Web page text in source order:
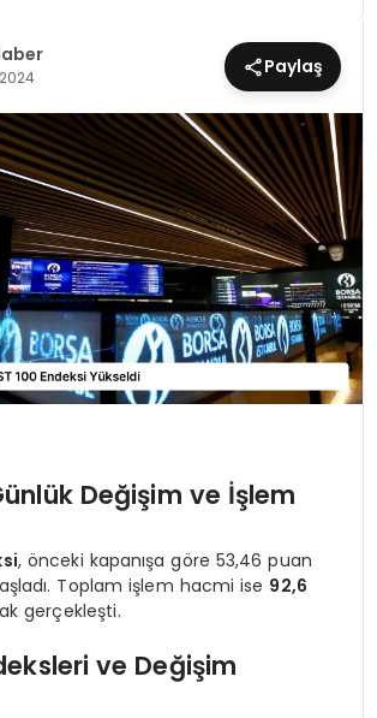
Paylaş
Değişim ve İşlem
, önceki kapanışa göre 53,46 puan
Toplam işlem hacmi ise 92,6
gerçekleşti.
ve Değişim